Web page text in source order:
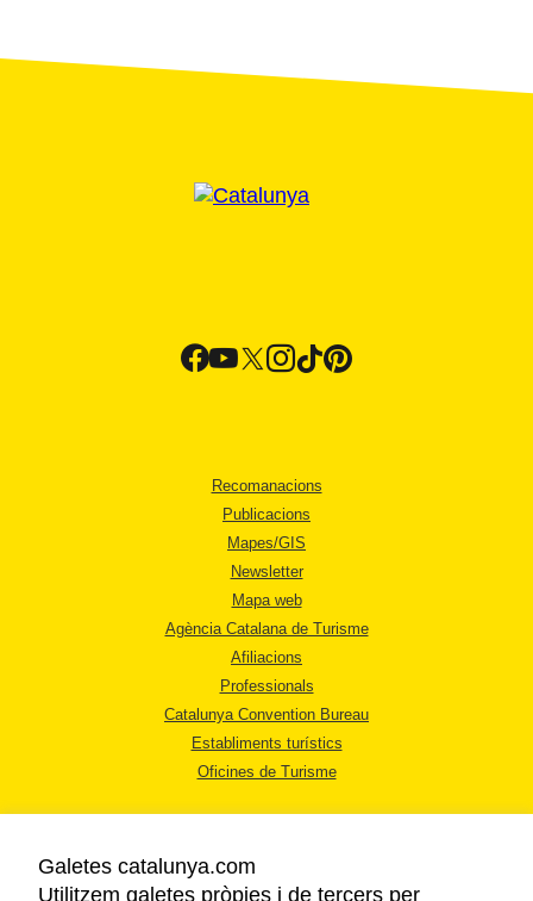
Recomanacions
Publicacions
Mapes/GIS
Newsletter
Mapa web
Agència Catalana de Turisme
Afiliacions
Professionals
Catalunya Convention Bureau
Establiments turístics
Oficines de Turisme
Galetes catalunya.com
Utilitzem galetes pròpies i de tercers per